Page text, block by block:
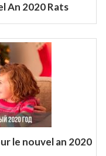
An 2020 Rats
le nouvel an 2020